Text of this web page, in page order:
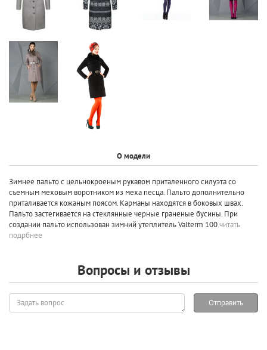
О модели
Зимнее пальто с цельнокроеным рукавом приталенного силуэта со
съемным меховым воротником из меха песца. Пальто дополнительно
приталивается кожаным поясом. Карманы находятся в боковых швах.
Пальто застегивается на стеклянные черные граненые бусины. При
создании пальто использован зимний утеплитель Valterm 100читать
подрбнее
Вопросы и отзывы
Задать
вопрос
Отправить